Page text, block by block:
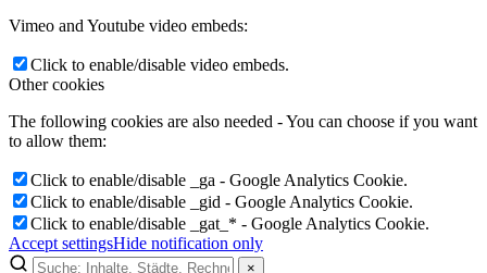
Vimeo and Youtube video embeds:
Click to enable/disable video embeds.
Other cookies
The following cookies are also needed - You can choose if you want
to allow them:
Click to enable/disable _ga - Google Analytics Cookie.
Click to enable/disable _gid - Google Analytics Cookie.
Click to enable/disable _gat_* - Google Analytics Cookie.
Accept settingsHide notification only
×